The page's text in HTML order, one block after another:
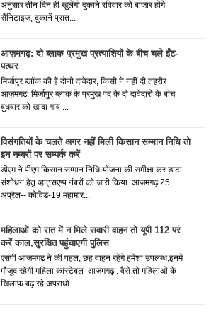
अनुसार तीन दिन ही खुलेंगी दुकाने रविवार को बाजार होंगे
सैनिटाइज, दुकानें प्रात...
आज़मगढ़: दो ब्लाक प्रमुख प्रत्याशियों के बीच चले ईंट-
पत्थर
मिर्जापुर ब्लॉक की हैं दोनो दावेदार, किसी ने नहीं दी तहरीर
आज़मगढ़: मिर्जापुर ब्लाक के प्रमुख पद के दो दावेदारों के बीच
बुधवार को खादा गांव ...
विसंगतियों के चलते अगर नहीं मिली किसान सम्मान निधि तो
इन नम्बरों पर सम्पर्क करें
डीएम ने पीएम किसान सम्मान निधि योजना की समीक्षा कर डाटा
संशोधन हेतु व्हाट्सएप्प नंबरों को जारी किया आजमगढ़ 25
अप्रैल-- कोविड-19 महामार...
महिलाओं को रात में न मिले सवारी वाहन तो यूपी 112 पर
करें काल,सुरक्षित पहुंचाएगी पुलिस
एसपी आजमगढ़ ने की पहल, छह वाहन रहेंगे हमेशा उपलब्ध,इनमें
मौजूद रहेंगी महिला कांस्टेबल आजमगढ़ : वैसे तो महिलाओं के
खिलाफ बढ़ रहे अपराधो...